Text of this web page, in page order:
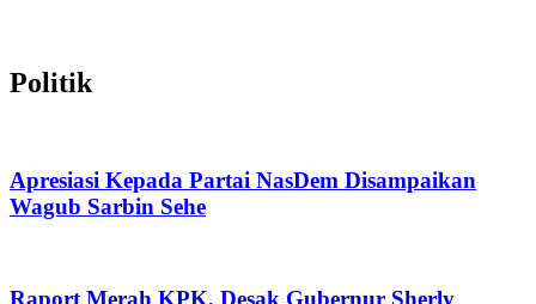
Politik
Apresiasi Kepada Partai NasDem Disampaikan
Wagub Sarbin Sehe
Raport Merah KPK, Desak Gubernur Sherly